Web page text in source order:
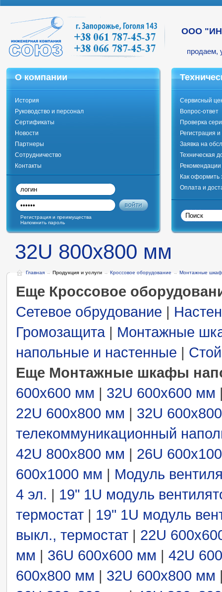
ООО
продаем,
О компании
История
Руководство и персонал
Сертификаты
Новости
Партнеры
Сотрудничество
Контакты
Сервисный
Вопрос-ответ
Проверка
Регистрация
Заявка на
Техническая
Как оформить
Оплата и
Регистрация и преимущества
Напомнить пароль
32U 800x800 мм
Главная → Продукция и услуги → Кроссовое оборудование → Монтажные
Еще Кроссовое
Сетевое обрудование |
Громозащита| Монтажные
напольные и настенные |
Еще Монтажные шкафы
600x600 мм | 32U 600x600 мм
22U 600x800 мм | 32U
телекоммуникационный
42U 800x800 мм | 26U
600x1000 мм | Модуль
4 эл. | 19" 1U модуль
термостат | 19" 1U модуль
выкл., термостат | 22U
мм | 36U 600x600 мм | 42U
600x800 мм | 32U 600x800 мм